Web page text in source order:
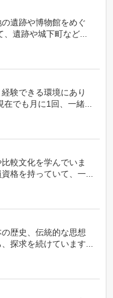
遺跡や博物館をめぐ
、遺跡や城下町など...
験できる環境にあり
在でも月に1回、一緒...
較文化を学んでいま
格を持っていて、一...
歴史、伝統的な思想
探求を続けています...